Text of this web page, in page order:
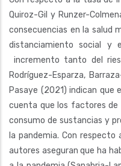
Quiroz-Gil y Runzer-
consecuencias en la salud
distanciamiento social y
incremento tanto del
Rodríguez-Esparza,
Pasaye (2021) indican que
cuenta que los factores de
consumo de sustancias y
la pandemia. Con respecto
autores aseguran que ha